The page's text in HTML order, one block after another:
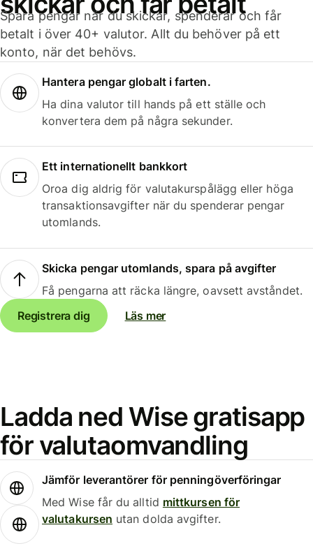
Spara pengar när du skickar, spenderar och får
betalt i över 40+ valutor. Allt du behöver på ett
konto, när det behövs.
Hantera pengar globalt i farten.
Ha dina valutor till hands på ett ställe och
konvertera dem på några sekunder.
Ett internationellt bankkort
Oroa dig aldrig för valutakurspålägg eller höga
transaktionsavgifter när du spenderar pengar
utomlands.
Skicka pengar utomlands, spara på avgifter
Få pengarna att räcka längre, oavsett avståndet.
Registrera dig
Läs mer
Ladda ned Wise gratisapp
för valutaomvandling
Jämför leverantörer för penningöverföringar
Med Wise får du alltid mittkursen för
valutakursen utan dolda avgifter.